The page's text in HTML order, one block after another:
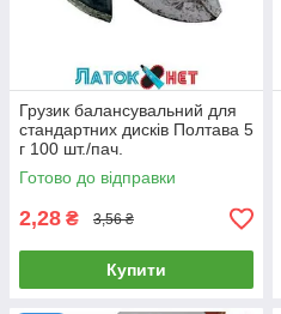
Грузик балансувальний для
стандартних дисків Полтава 5
г 100 шт./пач.
Готово до відправки
2,28 ₴ 3,56 ₴
Купити